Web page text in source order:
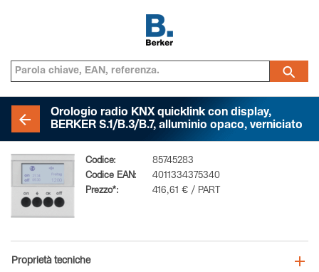
Orologio radio KNX quicklink con display,
BERKER S.1/B.3/B.7, alluminio opaco, verniciato
Codice:
85745283
Codice EAN:
4011334375340
Prezzo*:
416,61 € / PART
Proprietà tecniche